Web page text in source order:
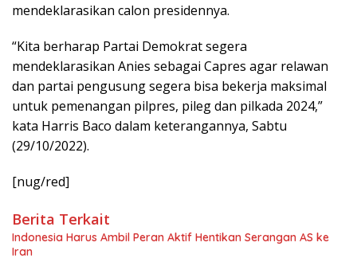
mendeklarasikan calon presidennya.
“Kita berharap Partai Demokrat segera
mendeklarasikan Anies sebagai Capres agar relawan
dan partai pengusung segera bisa bekerja maksimal
untuk pemenangan pilpres, pileg dan pilkada 2024,”
kata Harris Baco dalam keterangannya, Sabtu
(29/10/2022).
[nug/red]
Berita Terkait
Indonesia Harus Ambil Peran Aktif Hentikan Serangan AS ke
Iran